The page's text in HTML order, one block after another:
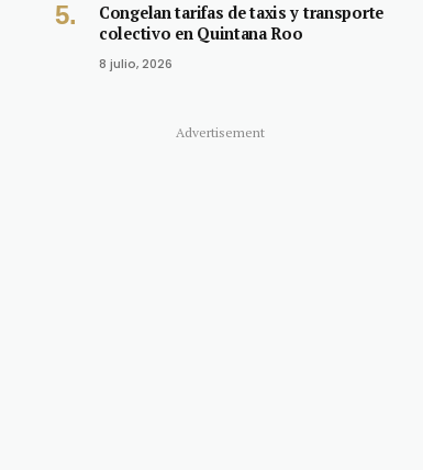
Congelan tarifas de taxis y transporte
colectivo en Quintana Roo
8 julio, 2026
Advertisement